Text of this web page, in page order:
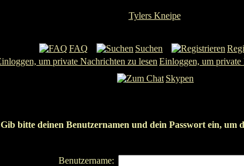
Tylers Kneipe
FAQ Suchen
Einloggen, um private
Skypen
Gib bitte deinen Benutzernamen und dein Passwort ein, um
Benutzername: